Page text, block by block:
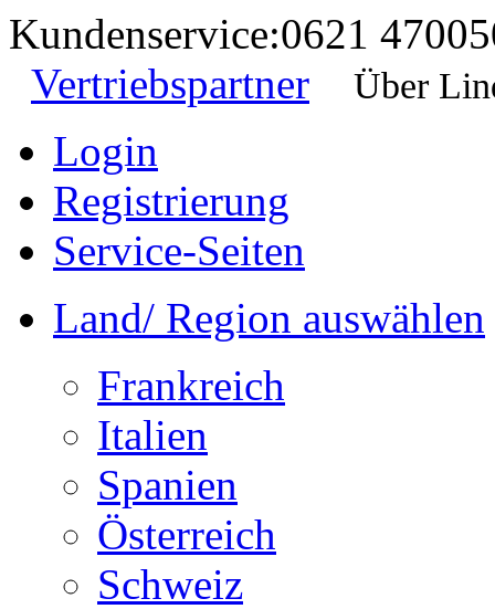
Kundenservice:0621
Vertriebspartner
Über
Login
Registrierung
Service-Seiten
Land/ Region auswählen
Frankreich
Italien
Spanien
Österreich
Schweiz